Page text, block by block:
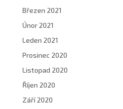
Březen 2021
Únor 2021
Leden 2021
Prosinec 2020
Listopad 2020
Říjen 2020
Září 2020